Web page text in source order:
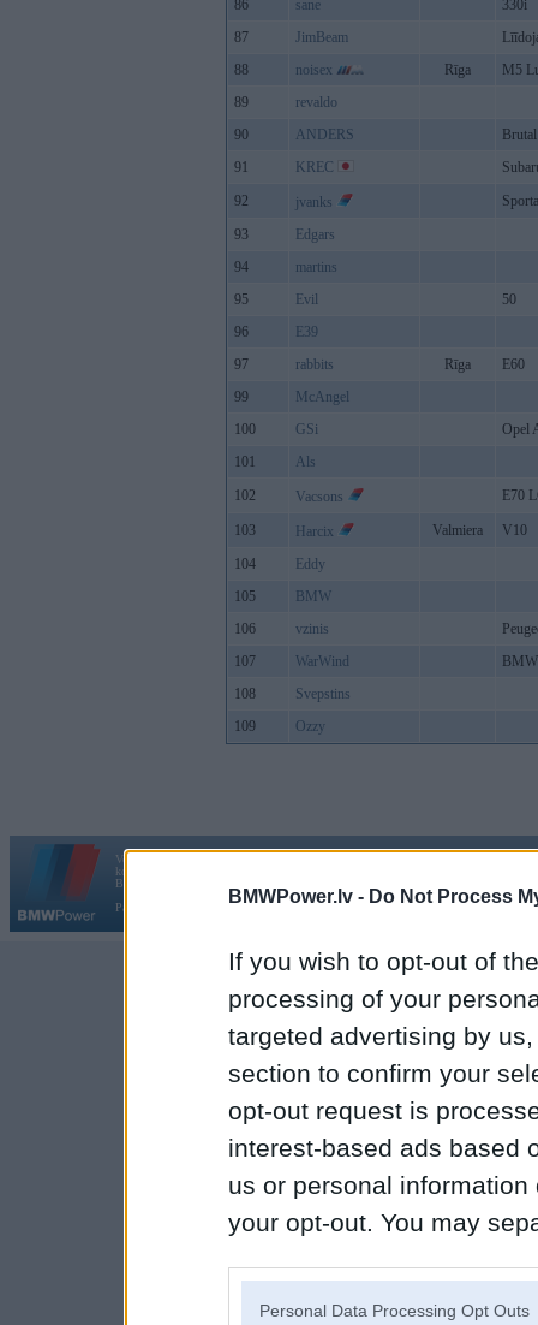
BMWPower.lv - Do Not Process
If you wish to opt-out of
processing of your
targeted advertising by
section to confirm your
opt-out request is
interest-based ads based
us or personal
your opt-out. You may
Personal Data Processing Opt Outs
86
sane
330i
87
JimBeam
88
noisex Rīga
M5
89
revaldo
90
ANDERS
91
KREC
92
jvanks
93
Edgars
94
martins
95
Evil
50
96
E39
97
rabbits Rīga
E60
99
McAngel
100
GSi
Opel
101
Als
102
Vacsons E70
103 Harcix Valmiera
V10
104
Eddy
105
BMW
106
vzinis
107
WarWind
108
Svepstins
109
Ozzy
Vortāls BMWPower.lv darbojas
kopš 2002. gada 14. maija. Tas nav auto klubs un nav saistīts ar
BMW AG.
Par BMWPower
Kontakti|Reklāma